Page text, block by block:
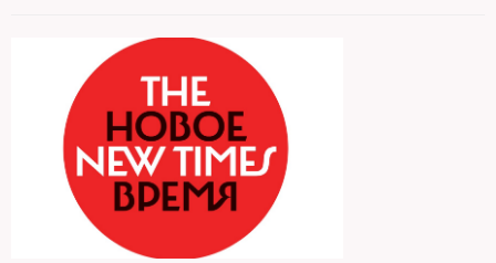
: два года колонии запросили отцу-одиночке из
Тверской области, заочно арестован Петр Верзилов**
В России
: «Проект»***‎ изучил, сколько ученых уехали из России,
в Волгограде голосуют о переименовании в Сталинград
: в Израиле отложили рассмотрение судебной реформы
до летней сессии, все страны НАТО одобрили заявку
Финляндии